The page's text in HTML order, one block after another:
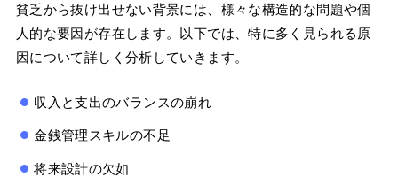
貧乏から抜け出せない背景には、様々な構造的な問題や個
人的な要因が存在します。以下では、特に多く見られる原
因について詳しく分析していきます。
収入と支出のバランスの崩れ
金銭管理スキルの不足
将来設計の欠如